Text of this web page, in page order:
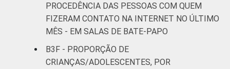
PROCEDÊNCIA DAS PESSOAS COM QUEM
FIZERAM CONTATO NA INTERNET NO ÚLTIMO
MÊS - EM SALAS DE BATE-PAPO
B3F - PROPORÇÃO DE
CRIANÇAS/ADOLESCENTES, POR